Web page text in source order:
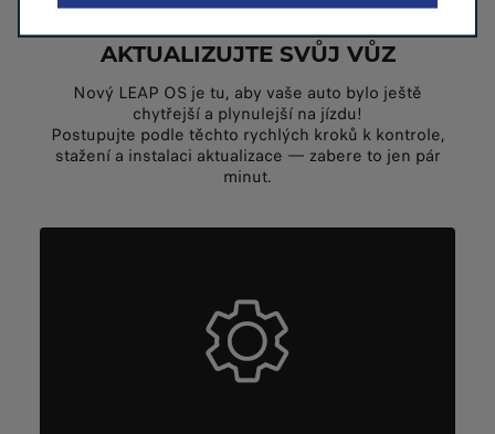
AKTUALIZUJTE SVŮJ VŮZ
Nový LEAP OS je tu, aby vaše auto bylo ještě
chytřejší a plynulejší na jízdu!
Postupujte podle těchto rychlých kroků k kontrole,
stažení a instalaci aktualizace — zabere to jen pár
minut.